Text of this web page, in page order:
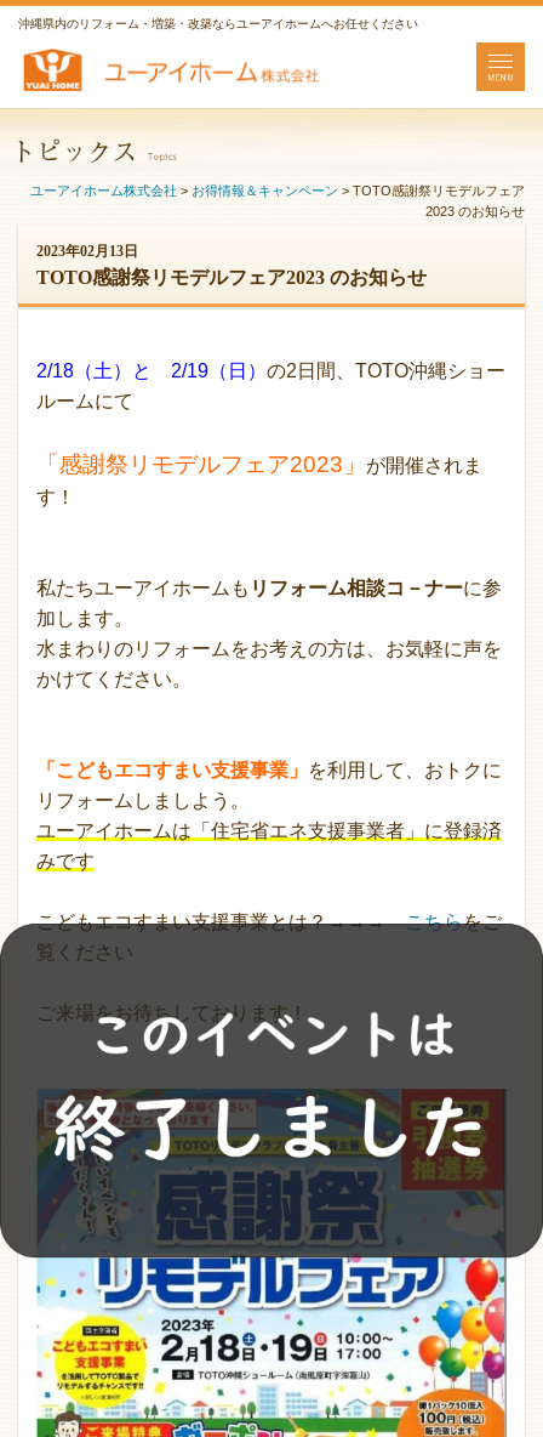
沖縄県内のリフォーム・増築・改築ならユーアイホームへお任せください
ユーアイホーム株式会社 > お得情報＆キャンペーン > TOTO感謝祭リモデルフェア
2023 のお知らせ
2023年02月13日
TOTO感謝祭リモデルフェア2023 のお知らせ
2/18（土）と 2/19（日） の2日間、TOTO沖縄ショー
ルームにて
「感謝祭リモデルフェア2023」
が開催されま
す！
私たちユーアイホームも リフォーム相談コ－ナーに参
加します。
水まわりのリフォームをお考えの方は、お気軽に声を
かけてください。
「こどもエコすまい支援事業」 を利用して、おトクに
リフォームしましよう。
ユーアイホームは「住宅省エネ​支援事業者」に登録済
みです
こどもエコすまい支援事業とは？→→→こちらをご
覧ください
ご来場をお待ちしております！